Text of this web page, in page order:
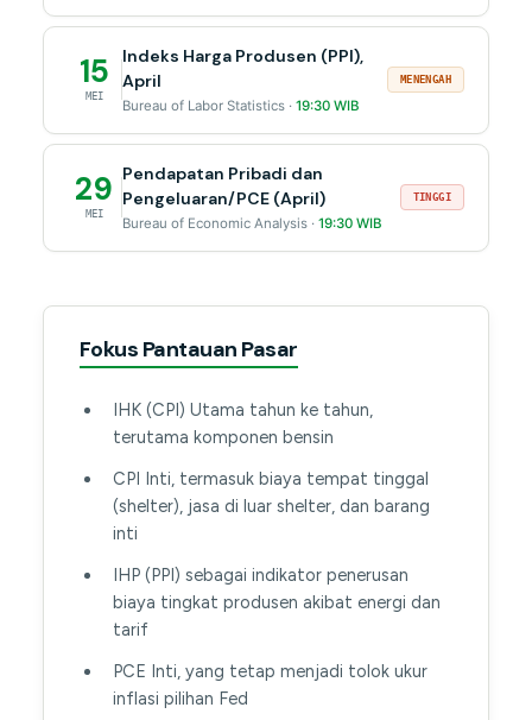
15
MEI
Indeks Harga Produsen (PPI),
April
Bureau of Labor Statistics · 19:30 WIB
MENENGAH
29
MEI
Pendapatan Pribadi dan
Pengeluaran/PCE (April)
Bureau of Economic Analysis · 19:30 WIB
TINGGI
Fokus Pantauan Pasar
IHK (CPI) Utama tahun ke tahun,
terutama komponen bensin
CPI Inti, termasuk biaya tempat tinggal
(shelter), jasa di luar shelter, dan barang
inti
IHP (PPI) sebagai indikator penerusan
biaya tingkat produsen akibat energi dan
tarif
PCE Inti, yang tetap menjadi tolok ukur
inflasi pilihan Fed